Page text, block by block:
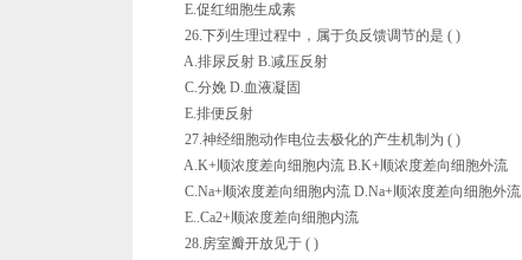
E.促红细胞生成素
26.下列生理过程中，属于负反馈调节的是 ( )
A.排尿反射 B.减压反射
C.分娩 D.血液凝固
E.排便反射
27.神经细胞动作电位去极化的产生机制为 ( )
A.K+顺浓度差向细胞内流 B.K+顺浓度差向细胞外流
C.Na+顺浓度差向细胞内流 D.Na+顺浓度差向细胞外流
E..Ca2+顺浓度差向细胞内流
28.房室瓣开放见于 ( )